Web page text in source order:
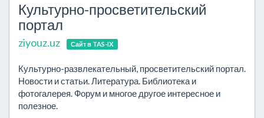
Культурно-просветительский
портал
ziyouz.uz Сайт в TAS-IX
Культурно-развлекательный, просветительский портал.
Новости и статьи. Литература. Библиотека и
фотогалерея. Форум и многое другое интересное и
полезное.